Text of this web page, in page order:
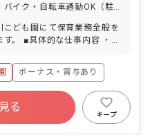
バイク・自転車通勤OK（駐
こども園にて保育業務全般を
内容 ・乳
） ・クラス運営・保護者支
対応 ・入力業務（連絡帳・日
記録・週案・月案・年間保育
登降園管理等） ・園内外の環
行事担当 ・職員研修、職員会
師研修受講等
ボーナス・賞与あり
り
社会保険完備
る
キープ